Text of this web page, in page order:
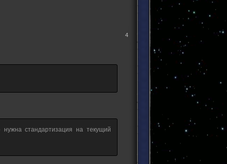
4
стандартизация на текущий